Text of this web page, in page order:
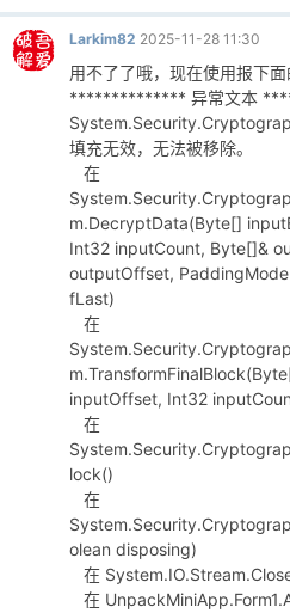
Larkim82 2025-11-28 11:30
用不了了哦，现在使用报下面
************** 异常文本
填充无效，无法被移除。
在
m.DecryptData(Byte[]
Int32 inputCount, Byte[]&
outputOffset,
fLast)
在
inputOffset, Int32
在
lock()
在
olean disposing)
在
在